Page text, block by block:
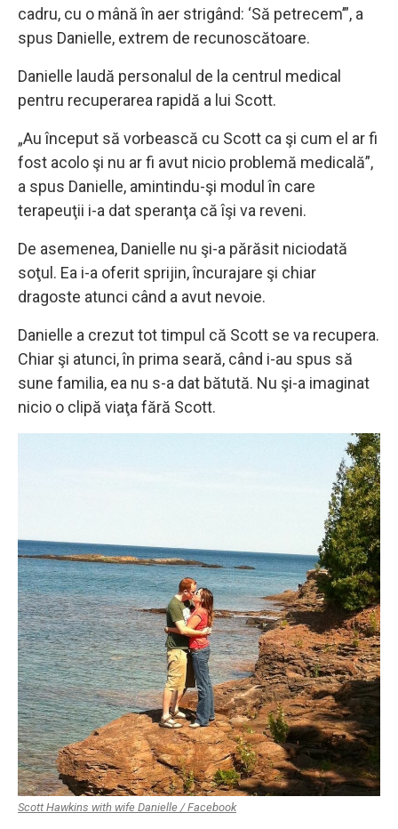
cadru, cu o mână în aer strigând: ‘Să petrecem’”, a
spus Danielle, extrem de recunoscătoare.
Danielle laudă personalul de la centrul medical
pentru recuperarea rapidă a lui Scott.
„Au început să vorbească cu Scott ca şi cum el ar fi
fost acolo şi nu ar fi avut nicio problemă medicală”,
a spus Danielle, amintindu-şi modul în care
terapeuţii i-a dat speranţa că îşi va reveni.
De asemenea, Danielle nu şi-a părăsit niciodată
soţul. Ea i-a oferit sprijin, încurajare şi chiar
dragoste atunci când a avut nevoie.
Danielle a crezut tot timpul că Scott se va recupera.
Chiar şi atunci, în prima seară, când i-au spus să
sune familia, ea nu s-a dat bătută. Nu şi-a imaginat
nicio o clipă viaţa fără Scott.
Scott Hawkins with wife Danielle / Facebook